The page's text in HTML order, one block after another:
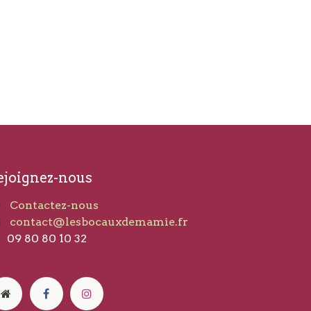
nous
Contactez-nous
contact@lesbocauxdemamie.fr​
09 80 80 10 32